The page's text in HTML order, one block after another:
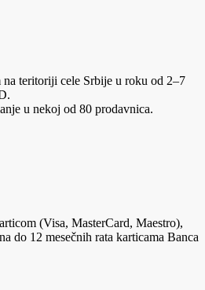
teritoriji cele Srbije u roku od 2–7
u nekoj od 80 prodavnica.
(Visa, MasterCard, Maestro),
do 12 mesečnih rata karticama Banca